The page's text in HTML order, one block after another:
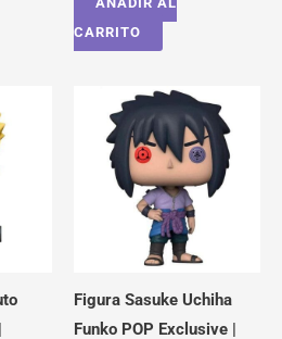
CARRITO
Figura Sasuke Uchiha
Funko POP Exclusive |